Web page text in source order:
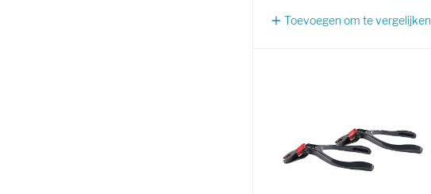
Toevoegen om te vergelijken